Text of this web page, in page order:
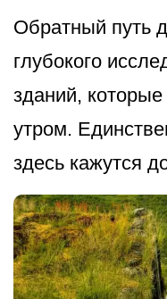
Обратный путь
глубокого
зданий,
утром.
здесь кажутся